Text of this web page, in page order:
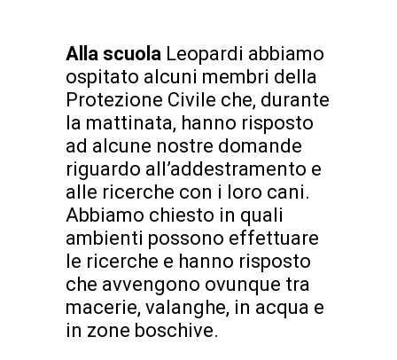
Alla scuola Leopardi abbiamo
ospitato alcuni membri della
Protezione Civile che, durante
la mattinata, hanno risposto
ad alcune nostre domande
riguardo all’addestramento e
alle ricerche con i loro cani.
Abbiamo chiesto in quali
ambienti possono effettuare
le ricerche e hanno risposto
che avvengono ovunque tra
macerie, valanghe, in acqua e
in zone boschive.